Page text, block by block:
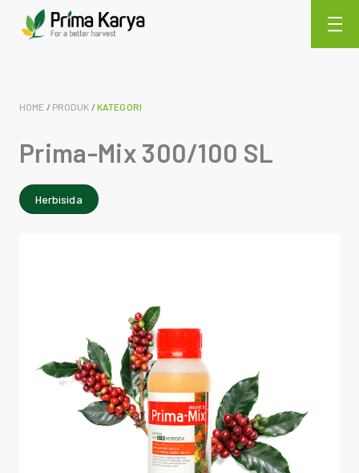
HOME / PRODUK / KATEGORI
Prima-Mix 300/100 SL
Herbisida